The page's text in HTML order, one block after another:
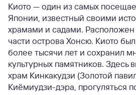
Киото — один из самых
Японии, известный своими
храмами и садами. Расположен
части острова Хонсю. Киото
более тысячи лет и сохранил
культурных памятников. Здесь
храм Кинкакудзи (Золотой
Киёмиудзи-дэра, прогуляться